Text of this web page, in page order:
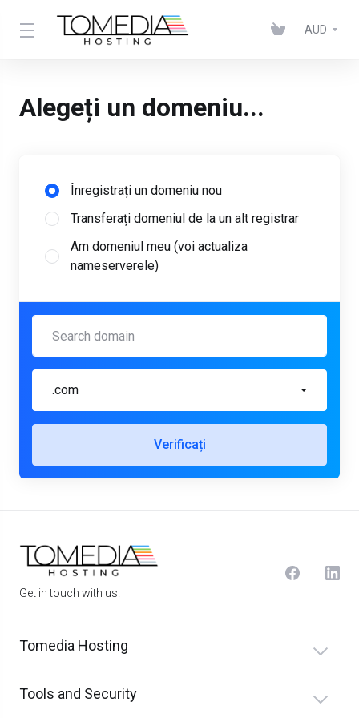
AUD
Alegeți un domeniu...
Înregistrați un domeniu nou
Transferați domeniul de la un alt registrar
Am domeniul meu (voi actualiza
nameserverele)
.com
Verificați
Get in touch with us!
Tomedia Hosting
Tools and Security